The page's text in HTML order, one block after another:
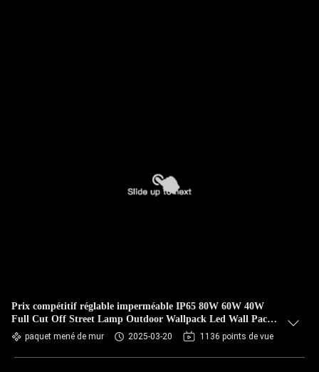
Prix compétitif réglable imperméable IP65 80W 60W 40W
Full Cut Off Street Lamp Outdoor Wallpack Led Wall Pack
Light Led
paquet mené de mur 2025-03-20 1136 points de vue